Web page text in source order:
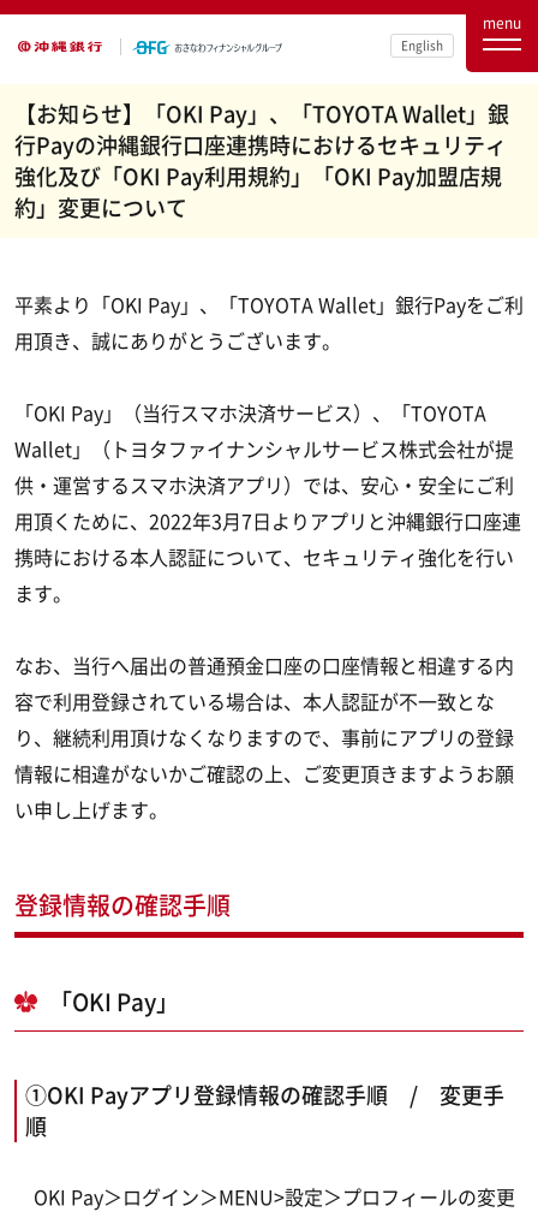
English
menu
【お知らせ】「OKI Pay」、「TOYOTA Wallet」銀
行Payの沖縄銀行口座連携時におけるセキュリティ
強化及び「OKI Pay利用規約」「OKI Pay加盟店規
約」変更について
平素より「OKI Pay」、「TOYOTA Wallet」銀行Payをご利
用頂き、誠にありがとうございます。
「OKI Pay」（当行スマホ決済サービス）、「TOYOTA
Wallet」（トヨタファイナンシャルサービス株式会社が提
供・運営するスマホ決済アプリ）では、安心・安全にご利
用頂くために、2022年3月7日よりアプリと沖縄銀行口座連
携時における本人認証について、セキュリティ強化を行い
ます。
なお、当行へ届出の普通預金口座の口座情報と相違する内
容で利用登録されている場合は、本人認証が不一致とな
り、継続利用頂けなくなりますので、事前にアプリの登録
情報に相違がないかご確認の上、ご変更頂きますようお願
い申し上げます。
登録情報の確認手順
「OKI Pay」
①OKI Payアプリ登録情報の確認手順 / 変更手
順
OKI Pay＞ログイン＞MENU>設定＞プロフィールの変更